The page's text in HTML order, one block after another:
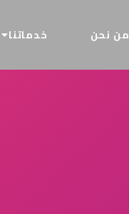
من نحن خدماتنا